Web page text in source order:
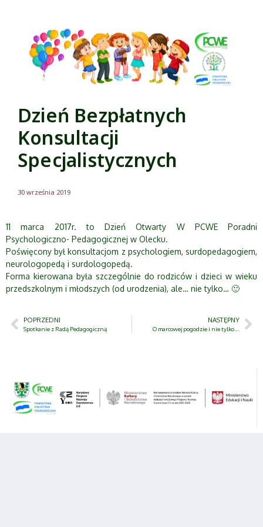
Dzień Bezpłatnych
Konsultacji
Specjalistycznych
30 września 2019
11 marca 2017r. to Dzień Otwarty W PCWE Poradni
Psychologiczno- Pedagogicznej w Olecku.
Poświęcony był konsultacjom z psychologiem, surdopedagogiem,
neurologopedą i surdologopedą.
Forma kierowana była szczególnie do rodziców i dzieci w wieku
przedszkolnym i młodszych (od urodzenia), ale… nie tylko… 🙂
POPRZEDNI
Spotkanie z Radą Pedagogiczną
NASTĘPNY
O marcowej pogodzie i nie tylko….